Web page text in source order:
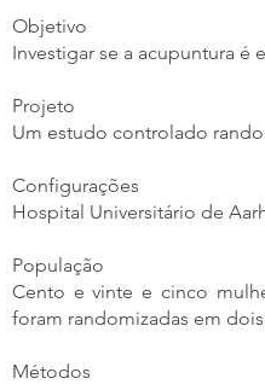
Objetivo
Investigar se a acupuntura
Projeto
Um estudo controlado
Configurações
Hospital Universitário de
População
Cento e vinte e cinco
foram randomizadas em
Métodos